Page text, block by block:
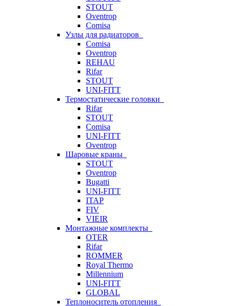
STOUT
Oventrop
Comisa
Узлы для радиаторов
Comisa
Oventrop
REHAU
Rifar
STOUT
UNI-FITT
Термостатические головки
Rifar
STOUT
Comisa
UNI-FITT
Oventrop
Шаровые краны
STOUT
Oventrop
Bugatti
UNI-FITT
ITAP
FIV
VIEIR
Монтажные комплекты
OTER
Rifar
ROMMER
Royal Thermo
Millennium
UNI-FITT
GLOBAL
Теплоноситель отопления